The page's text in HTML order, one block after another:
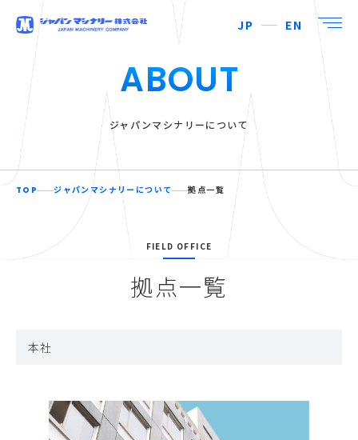
JP EN
ABOUT
ジャパンマシナリーについて
TOP ジャパンマシナリーについて 拠点一覧
FIELD OFFICE
拠点一覧
本社